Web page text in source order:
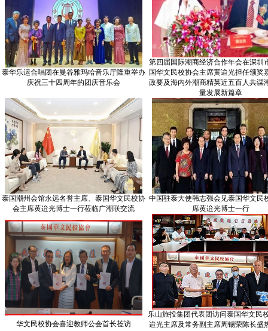
泰华乐运合唱团在曼谷雅玛哈音乐厅隆重举办
庆祝三十四周年的团庆音乐会
第四届国际潮商经济合作年会在深圳
国华文民校协会主席黄迨光担任颁奖
政要及海内外潮商精英近五百人共谋
量发展新篇章
泰国潮州会馆永远名誉主席、泰国华文民校协
会主席黄迨光博士一行莅临广潮联交流
中国驻泰大使韩志强会见泰国华文民
席黄迨光博士一行
华文民校协会喜迎教师公会首长莅访
乐山旅投集团代表团访问泰国华文民
迨光主席及常务副主席周锡荣陈长盛